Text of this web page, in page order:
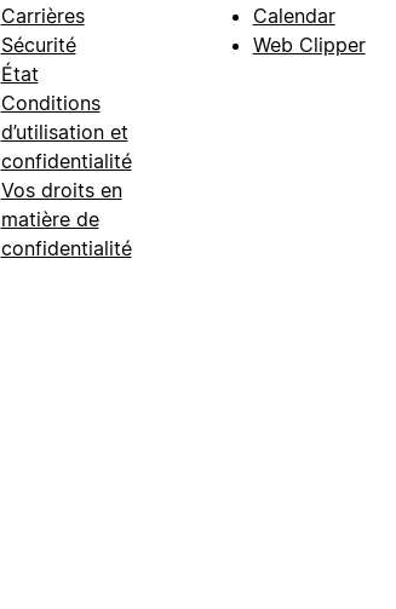
Carrières
Sécurité
État
Conditions
d’utilisation et
confidentialité
Vos droits en
matière de
confidentialité
Calendar
Web Clipper